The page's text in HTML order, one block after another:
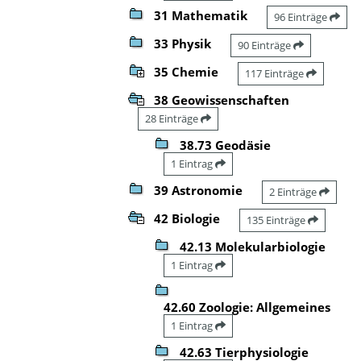
31 Mathematik 96 Einträge
33 Physik 90 Einträge
35 Chemie 117 Einträge
38 Geowissenschaften
28 Einträge
38.73 Geodäsie
1 Eintrag
39 Astronomie 2 Einträge
42 Biologie 135 Einträge
42.13 Molekularbiologie
1 Eintrag
42.60 Zoologie: Allgemeines
1 Eintrag
42.63 Tierphysiologie